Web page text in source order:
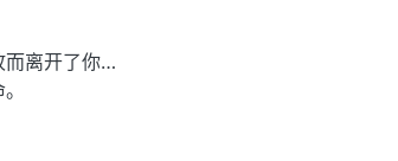
而离开了你…